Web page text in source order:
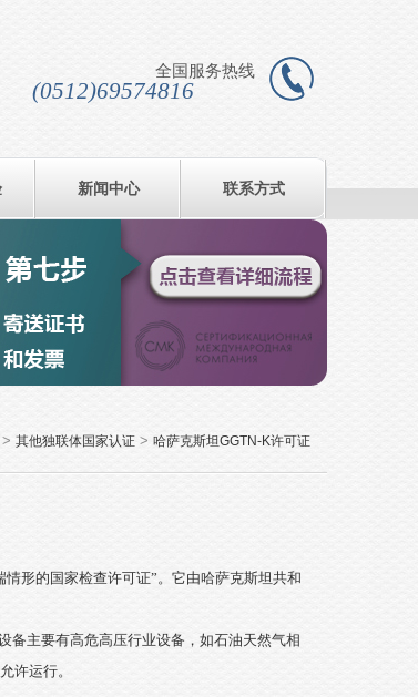
全国服务热线
(0512)69574816
新闻中心 联系方式
> 其他独联体国家认证 > 哈萨克斯坦GGTN-K许可证
形的国家检查许可证”。它由哈萨克斯坦共和
备主要有高危高压行业设备，如石油天然气相
许运行。